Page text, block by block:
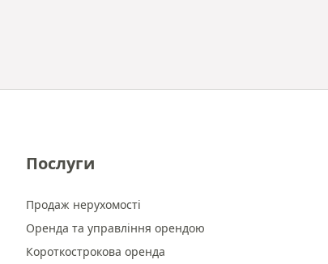
Послуги
Продаж нерухомості
Оренда та управління орендою
Короткострокова оренда